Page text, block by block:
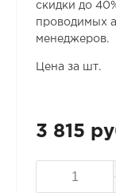
скидки до
проводимых
менеджеров.
Цена за шт.
3 815